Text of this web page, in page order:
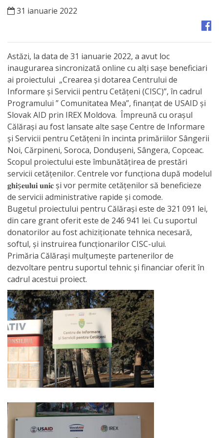
Strategii
Registrul
de
Stat
al
Actelor
Locale
Primăria
Aparatul
Primăriei
Lista
colaboratorilor
Primăriei
Călăraşi
Contabilitate
Serviciul
Arhitectură
şi
Urbanism
31 ianuarie 2022
Astăzi, la data de 31 ianuarie 2022, a avut loc
inaugurarea sincronizată online cu alți sașe beneficiari
ai proiectului „Crearea și dotarea Centrului de
Informare și Servicii pentru Cetățeni (CISC)”, în cadrul
Programului ” Comunitatea Mea”, finanțat de USAID și
Slovak AID prin IREX Moldova. Împreună cu orașul
Călărași au fost lansate alte sașe Centre de Informare
și Servicii pentru Cetățeni în incinta primăriilor Sângerii
Noi, Cărpineni, Soroca, Dondușeni, Sângera, Copceac.
Scopul proiectului este îmbunătățirea de prestări
servicii cetățenilor. Centrele vor funcționa după modelul
𝐠𝐡𝐢ș𝐞𝐮𝐥𝐮𝐢 𝐮𝐧𝐢𝐜 și vor permite cetățenilor să beneficieze
de servicii administrative rapide și comode.
Bugetul proiectului pentru Călărași este de 321 091 lei,
din care grant oferit este de 246 941 lei. Cu suportul
donatorilor au fost achiziționate tehnica necesară,
softul, și instruirea funcționarilor CISC-ului.
Primăria Călărași mulțumește partenerilor de
dezvoltare pentru suportul tehnic și financiar oferit în
cadrul acestui proiect.